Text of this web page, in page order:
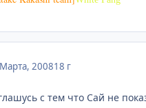
200818 г
с тем что Сай не